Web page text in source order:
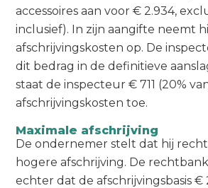
accessoires aan voor € 2.934,
inclusief). In zijn aangifte neemt
afschrijvingskosten op. De
dit bedrag in de definitieve
staat de inspecteur € 711 (20%
afschrijvingskosten toe.
Maximale afschrijving
De ondernemer stelt dat hij
hogere afschrijving. De
echter dat de afschrijvingsbasis €